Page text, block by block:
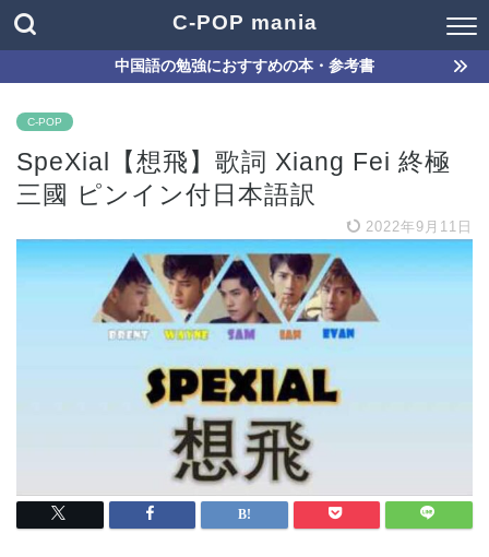
C-POP mania
中国語の勉強におすすめの本・参考書
C-POP
SpeXial【想飛】歌詞 Xiang Fei 終極
三國 ピンイン付日本語訳
2022年9月11日